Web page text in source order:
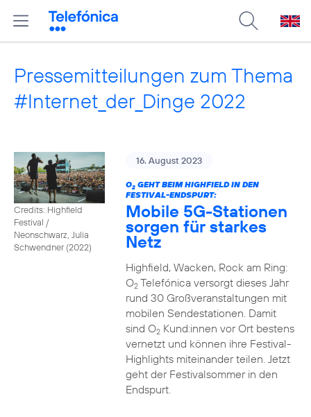
Pressemitteilungen zum Thema
#Internet_der_Dinge 2022
Credits: Highfield
Festival /
Neonschwarz, Julia
Schwendner (2022)
16. August 2023
O2GEHT BEIM HIGHFIELD IN DEN
FESTIVAL-ENDSPURT:
Mobile 5G-Stationen
sorgen für starkes
Netz
Highfield, Wacken, Rock am Ring:
O2Telefónica versorgt dieses Jahr
rund 30 Großveranstaltungen mit
mobilen Sendestationen. Damit
sind O2Kund:innen vor Ort bestens
vernetzt und können ihre Festival-
Highlights miteinander teilen. Jetzt
geht der Festivalsommer in den
Endspurt.